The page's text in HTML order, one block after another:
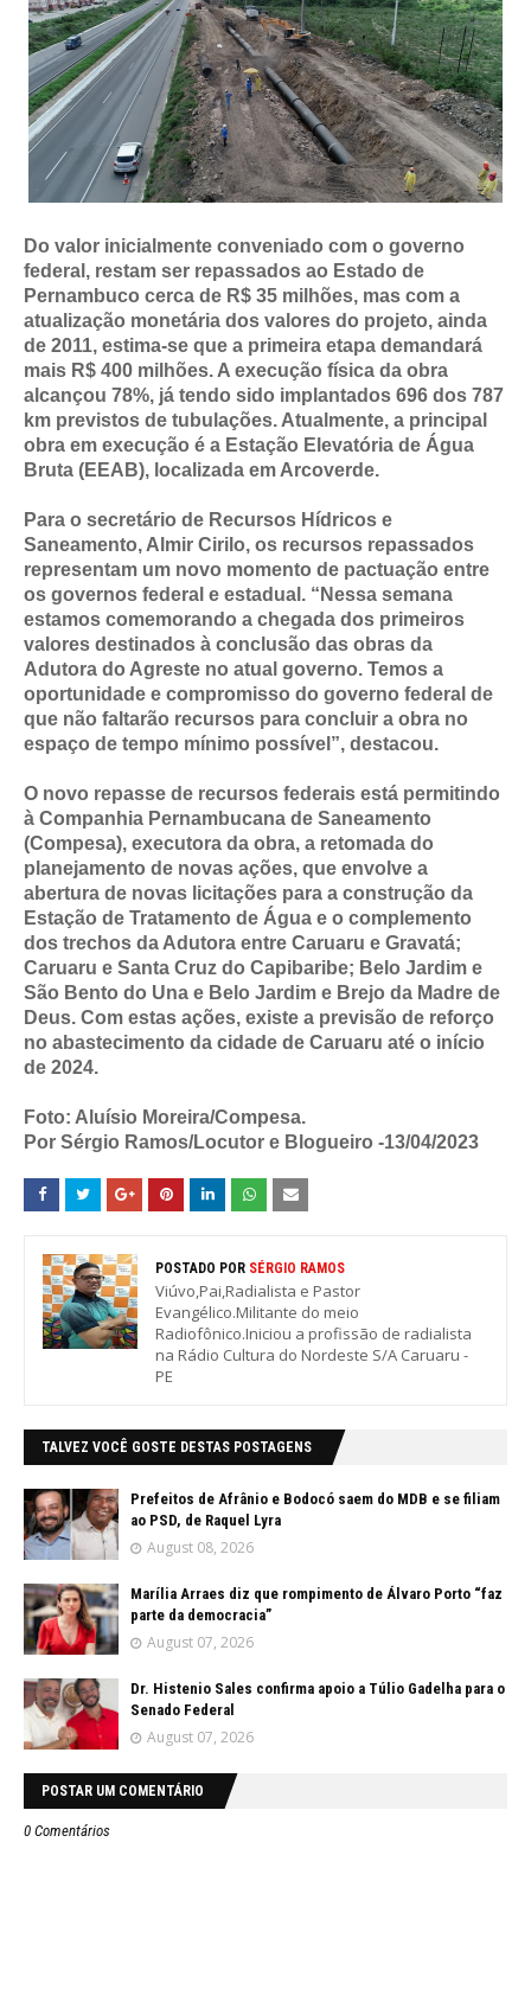
Do valor inicialmente conveniado com o governo
federal, restam ser repassados ao Estado de
Pernambuco cerca de R$ 35 milhões, mas com a
atualização monetária dos valores do projeto, ainda
de 2011, estima-se que a primeira etapa demandará
mais R$ 400 milhões. A execução física da obra
alcançou 78%, já tendo sido implantados 696 dos 787
km previstos de tubulações. Atualmente, a principal
obra em execução é a Estação Elevatória de Água
Bruta (EEAB), localizada em Arcoverde.
Para o secretário de Recursos Hídricos e
Saneamento, Almir Cirilo, os recursos repassados
representam um novo momento de pactuação entre
os governos federal e estadual. “Nessa semana
estamos comemorando a chegada dos primeiros
valores destinados à conclusão das obras da
Adutora do Agreste no atual governo. Temos a
oportunidade e compromisso do governo federal de
que não faltarão recursos para concluir a obra no
espaço de tempo mínimo possível”, destacou.
O novo repasse de recursos federais está permitindo
à Companhia Pernambucana de Saneamento
(Compesa), executora da obra, a retomada do
planejamento de novas ações, que envolve a
abertura de novas licitações para a construção da
Estação de Tratamento de Água e o complemento
dos trechos da Adutora entre Caruaru e Gravatá;
Caruaru e Santa Cruz do Capibaribe; Belo Jardim e
São Bento do Una e Belo Jardim e Brejo da Madre de
Deus. Com estas ações, existe a previsão de reforço
no abastecimento da cidade de Caruaru até o início
de 2024.
Foto: Aluísio Moreira/Compesa.
Por Sérgio Ramos/Locutor e Blogueiro -13/04/2023
POSTADO POR SÉRGIO RAMOS
Viúvo,Pai,Radialista e Pastor
Evangélico.Militante do meio
Radiofônico.Iniciou a profissão de radialista
na Rádio Cultura do Nordeste S/A Caruaru -
PE
TALVEZ VOCÊ GOSTE DESTAS POSTAGENS
Prefeitos de Afrânio e Bodocó saem do MDB e se filiam
ao PSD, de Raquel Lyra
August 08, 2026
Marília Arraes diz que rompimento de Álvaro Porto “faz
parte da democracia”
August 07, 2026
Dr. Histenio Sales confirma apoio a Túlio Gadelha para o
Senado Federal
August 07, 2026
POSTAR UM COMENTÁRIO
0 Comentários